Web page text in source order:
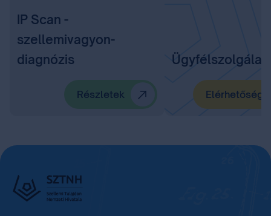
IP Scan -
szellemivagyon-
diagnózis
Részletek
Ügyfélszolgálat